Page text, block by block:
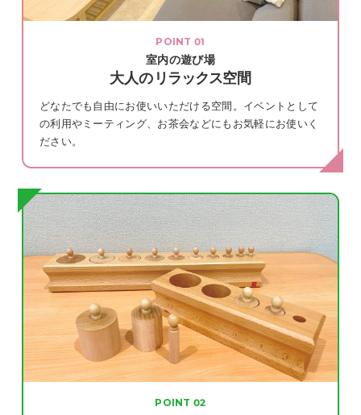
POINT
室内の遊び場
大人の リラックス空間
どなたでも自由にお使いいただける空間。イベントとして
の利用やミーティング、お茶会などにもお気軽にお使いく
ださい。
POINT